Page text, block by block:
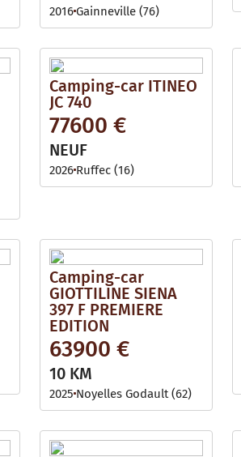
2016Gainneville (76)
Camping-car ITINEO
JC 740
77600 €
NEUF
2026 Ruffec (16)
Camping-car
GIOTTILINE SIENA
397 F PREMIERE
EDITION
63900 €
10 KM
2025 Noyelles Godault (62)